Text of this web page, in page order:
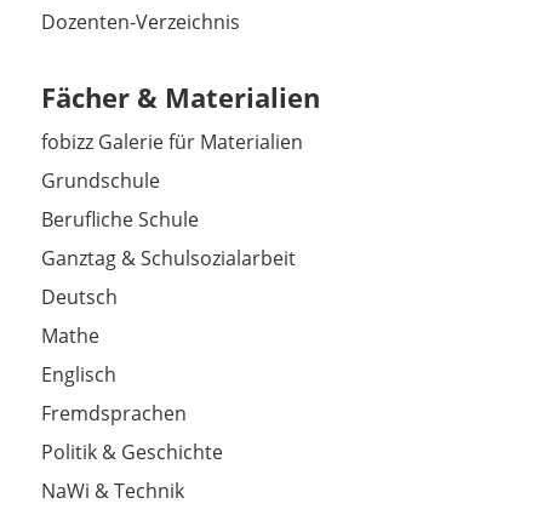
Dozenten-Verzeichnis
Fächer & Materialien
fobizz Galerie für Materialien
Grundschule
Berufliche Schule
Ganztag & Schulsozialarbeit
Deutsch
Mathe
Englisch
Fremdsprachen
Politik & Geschichte
NaWi & Technik